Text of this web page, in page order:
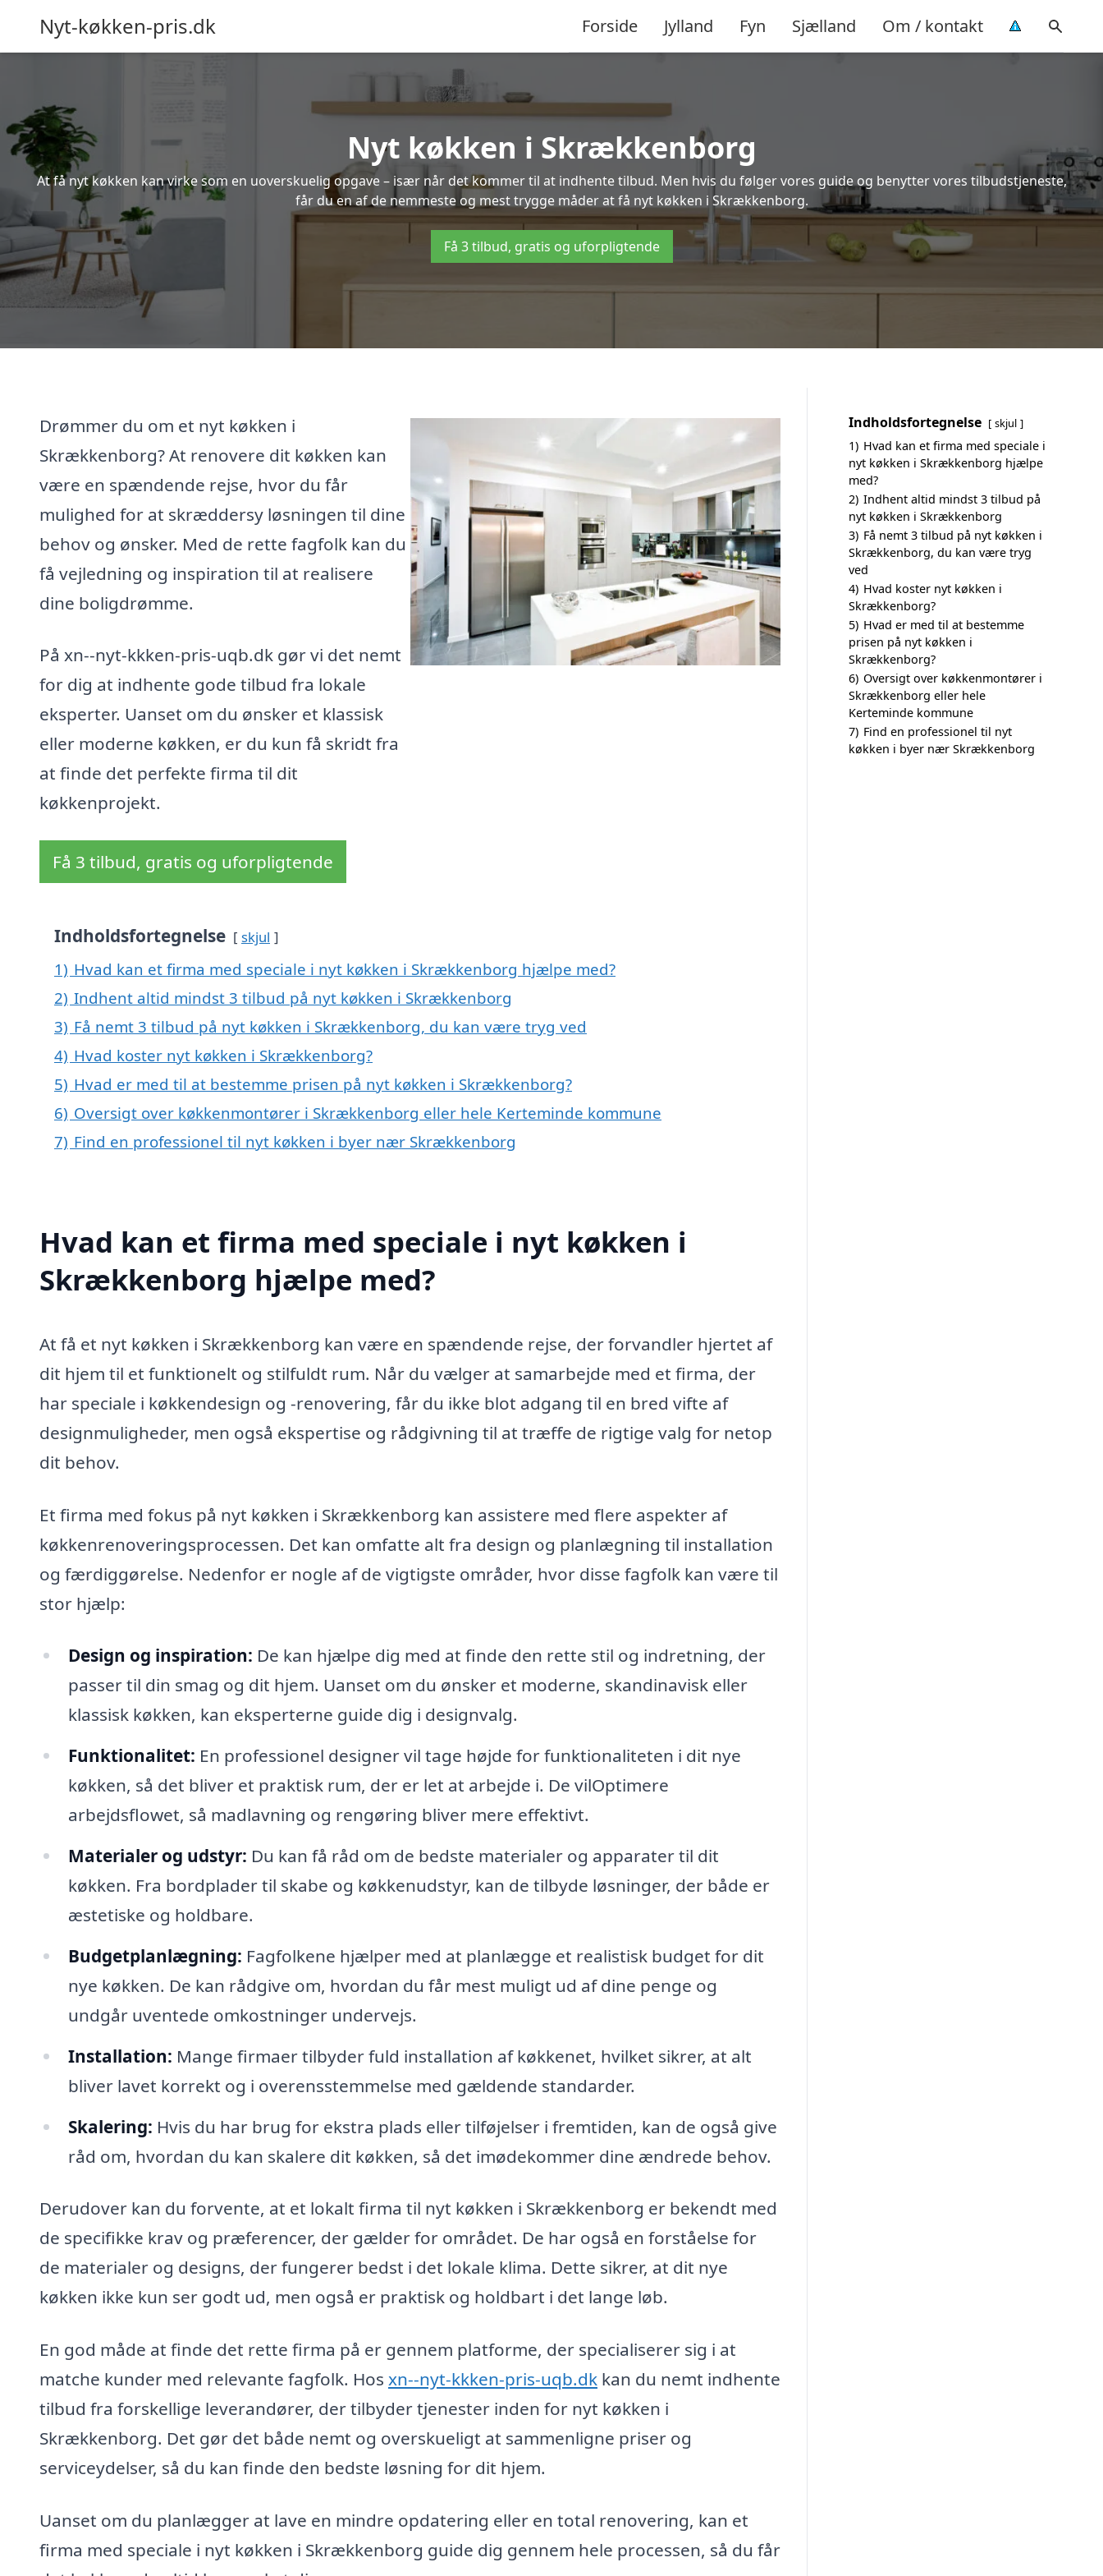
Nyt-køkken-pris.dk Forside Jylland Fyn Sjælland Om / kontakt
Nyt køkken i Skrækkenborg
At få nyt køkken kan virke som en uoverskuelig opgave – især når det kommer til at indhente tilbud. Men hvis du følger vores guide og benytter vores tilbudstjeneste,
får du en af de nemmeste og mest trygge måder at få nyt køkken i Skrækkenborg.
Få 3 tilbud, gratis og uforpligtende
Drømmer du om et nyt køkken i
Skrækkenborg? At renovere dit køkken kan
være en spændende rejse, hvor du får
mulighed for at skræddersy løsningen til dine
behov og ønsker. Med de rette fagfolk kan du
få vejledning og inspiration til at realisere
dine boligdrømme.
På xn--nyt-kkken-pris-uqb.dk gør vi det nemt
for dig at indhente gode tilbud fra lokale
eksperter. Uanset om du ønsker et klassisk
eller moderne køkken, er du kun få skridt fra
at finde det perfekte firma til dit
køkkenprojekt.
Få 3 tilbud, gratis og uforpligtende
Indholdsfortegnelse skjul
1) Hvad kan et firma med speciale i nyt køkken i Skrækkenborg hjælpe med?
2) Indhent altid mindst 3 tilbud på nyt køkken i Skrækkenborg
3) Få nemt 3 tilbud på nyt køkken i Skrækkenborg, du kan være tryg ved
4) Hvad koster nyt køkken i Skrækkenborg?
5) Hvad er med til at bestemme prisen på nyt køkken i Skrækkenborg?
6) Oversigt over køkkenmontører i Skrækkenborg eller hele Kerteminde kommune
7) Find en professionel til nyt køkken i byer nær Skrækkenborg
Hvad kan et firma med speciale i nyt køkken i
Skrækkenborg hjælpe med?
At få et nyt køkken i Skrækkenborg kan være en spændende rejse, der forvandler hjertet af
dit hjem til et funktionelt og stilfuldt rum. Når du vælger at samarbejde med et firma, der
har speciale i køkkendesign og -renovering, får du ikke blot adgang til en bred vifte af
designmuligheder, men også ekspertise og rådgivning til at træffe de rigtige valg for netop
dit behov.
Et firma med fokus på nyt køkken i Skrækkenborg kan assistere med flere aspekter af
køkkenrenoveringsprocessen. Det kan omfatte alt fra design og planlægning til installation
og færdiggørelse. Nedenfor er nogle af de vigtigste områder, hvor disse fagfolk kan være til
stor hjælp:
Design og inspiration: De kan hjælpe dig med at finde den rette stil og indretning, der
passer til din smag og dit hjem. Uanset om du ønsker et moderne, skandinavisk eller
klassisk køkken, kan eksperterne guide dig i designvalg.
Funktionalitet: En professionel designer vil tage højde for funktionaliteten i dit nye
køkken, så det bliver et praktisk rum, der er let at arbejde i. De vilOptimere
arbejdsflowet, så madlavning og rengøring bliver mere effektivt.
Materialer og udstyr: Du kan få råd om de bedste materialer og apparater til dit
køkken. Fra bordplader til skabe og køkkenudstyr, kan de tilbyde løsninger, der både er
æstetiske og holdbare.
Budgetplanlægning: Fagfolkene hjælper med at planlægge et realistisk budget for dit
nye køkken. De kan rådgive om, hvordan du får mest muligt ud af dine penge og
undgår uventede omkostninger undervejs.
Installation: Mange firmaer tilbyder fuld installation af køkkenet, hvilket sikrer, at alt
bliver lavet korrekt og i overensstemmelse med gældende standarder.
Skalering: Hvis du har brug for ekstra plads eller tilføjelser i fremtiden, kan de også give
råd om, hvordan du kan skalere dit køkken, så det imødekommer dine ændrede behov.
Derudover kan du forvente, at et lokalt firma til nyt køkken i Skrækkenborg er bekendt med
de specifikke krav og præferencer, der gælder for området. De har også en forståelse for
de materialer og designs, der fungerer bedst i det lokale klima. Dette sikrer, at dit nye
køkken ikke kun ser godt ud, men også er praktisk og holdbart i det lange løb.
En god måde at finde det rette firma på er gennem platforme, der specialiserer sig i at
matche kunder med relevante fagfolk. Hos xn--nyt-kkken-pris-uqb.dk kan du nemt indhente
tilbud fra forskellige leverandører, der tilbyder tjenester inden for nyt køkken i
Skrækkenborg. Det gør det både nemt og overskueligt at sammenligne priser og
serviceydelser, så du kan finde den bedste løsning for dit hjem.
Uanset om du planlægger at lave en mindre opdatering eller en total renovering, kan et
firma med speciale i nyt køkken i Skrækkenborg guide dig gennem hele processen, så du får
Indholdsfortegnelse skjul
1) Hvad kan et firma med speciale i
nyt køkken i Skrækkenborg hjælpe
med?
2) Indhent altid mindst 3 tilbud på
nyt køkken i Skrækkenborg
3) Få nemt 3 tilbud på nyt køkken i
Skrækkenborg, du kan være tryg
ved
4) Hvad koster nyt køkken i
Skrækkenborg?
5) Hvad er med til at bestemme
prisen på nyt køkken i
Skrækkenborg?
6) Oversigt over køkkenmontører i
Skrækkenborg eller hele
Kerteminde kommune
7) Find en professionel til nyt
køkken i byer nær Skrækkenborg